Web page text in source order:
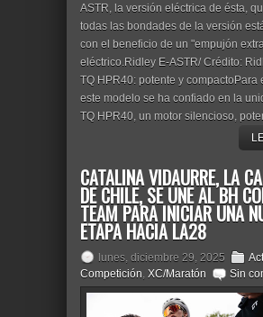
ASTR, la versión eléctrica de ésta,
todas las bondades de la versión
con el beneficio de un "empujón
eléctrico.Ridley E-ASTR/ Crédito:
TQ HPR40: potente y compactoPara
este modelo se ha confiado en la
TQ HPR40, un motor silencioso,
CATALINA VIDAURRE, LA
DE CHILE, SE UNE AL BH
TEAM PARA INICIAR UNA
ETAPA HACIA LA28
lunes, diciembre 29, 2025
Competición, XC/Maratón
Sin